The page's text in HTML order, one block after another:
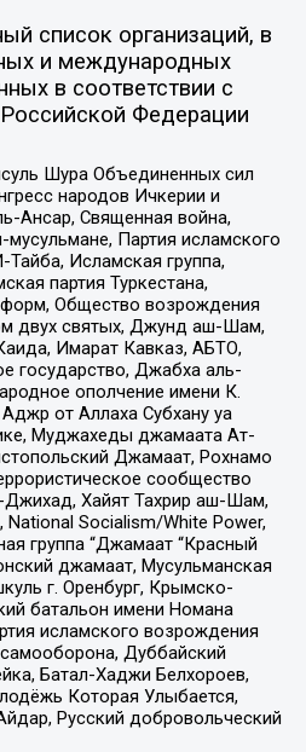
список организаций, в
и международных
в соответствии с
Федерации
Шура Объединенных сил
народов Ичкерии и
Ансар, Священная война,
мусульмане, Партия исламского
Исламская группа,
партия Туркестана,
Общество возрождения
двух святых, Джунд аш-Шам,
Имарат Кавказ, АБТО,
государство, Джабха аль-
ополчение имени К.
от Аллаха Субхану уа
Муджахеды джамаата Ат-
Джамаат, Рохнамо
сообщество
Джихад, Хайят Тахрир аш-Шам,
Socialism/White Power,
группа “Джамаат “Красный
джамаат, Мусульманская
г. Оренбург, Крымско-
батальон имени Номана
исламского возрождения
Дуббайский
Батал-Хаджи Белхороев,
Которая Улыбается,
Русский добровольческий